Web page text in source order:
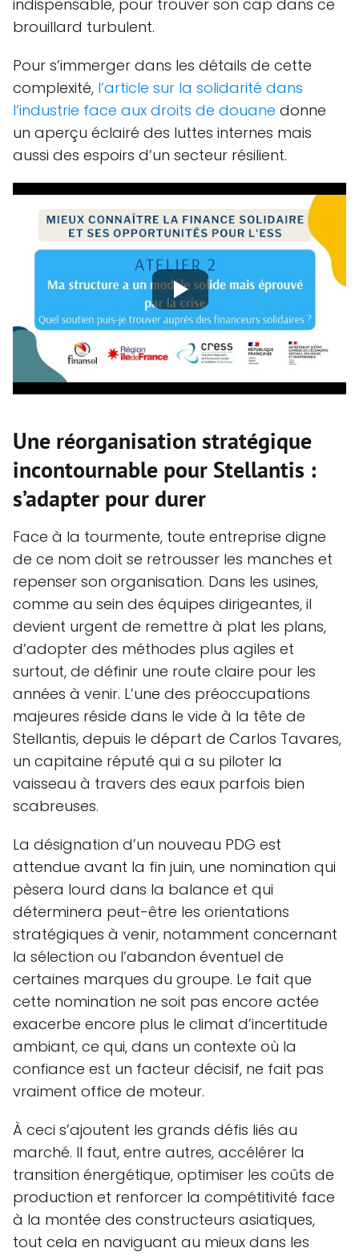
indispensable, pour trouver son cap dans ce
brouillard turbulent.
Pour s’immerger dans les détails de cette
complexité, l’article sur la solidarité dans
l’industrie face aux droits de douane donne
un aperçu éclairé des luttes internes mais
aussi des espoirs d’un secteur résilient.
Une réorganisation stratégique
incontournable pour Stellantis :
s’adapter pour durer
Face à la tourmente, toute entreprise digne
de ce nom doit se retrousser les manches et
repenser son organisation. Dans les usines,
comme au sein des équipes dirigeantes, il
devient urgent de remettre à plat les plans,
d’adopter des méthodes plus agiles et
surtout, de définir une route claire pour les
années à venir. L’une des préoccupations
majeures réside dans le vide à la tête de
Stellantis, depuis le départ de Carlos Tavares,
un capitaine réputé qui a su piloter la
vaisseau à travers des eaux parfois bien
scabreuses.
La désignation d’un nouveau PDG est
attendue avant la fin juin, une nomination qui
pèsera lourd dans la balance et qui
déterminera peut-être les orientations
stratégiques à venir, notamment concernant
la sélection ou l’abandon éventuel de
certaines marques du groupe. Le fait que
cette nomination ne soit pas encore actée
exacerbe encore plus le climat d’incertitude
ambiant, ce qui, dans un contexte où la
confiance est un facteur décisif, ne fait pas
vraiment office de moteur.
À ceci s’ajoutent les grands défis liés au
marché. Il faut, entre autres, accélérer la
transition énergétique, optimiser les coûts de
production et renforcer la compétitivité face
à la montée des constructeurs asiatiques,
tout cela en naviguant au mieux dans les